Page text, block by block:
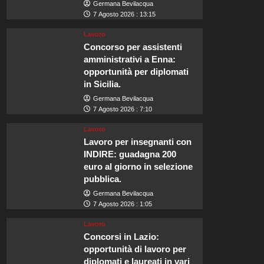
Germana Bevilacqua
7 Agosto 2026 : 13:15
Lavoro
Concorso per assistenti
amministrativi a Enna:
opportunità per diplomati
in Sicilia.
Germana Bevilacqua
7 Agosto 2026 : 7:10
Lavoro
Lavoro per insegnanti con
INDIRE: guadagna 200
euro al giorno in selezione
pubblica.
Germana Bevilacqua
7 Agosto 2026 : 1:05
Lavoro
Concorsi in Lazio:
opportunità di lavoro per
diplomati e laureati in vari